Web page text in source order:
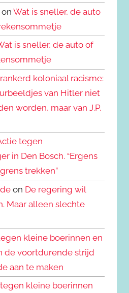
onWat is sneller, de auto
is sneller, de auto of
koloniaal racisme:
van Hitler niet
worden, maar van J.P.
tegen
in Den Bosch. “Ergens
trekken”
on De regering wil
Maar alleen slechte
kleine boerinnen en
de voortdurende strijd
aan te maken
kleine boerinnen